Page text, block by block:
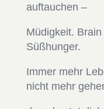
auftauchen –
Müdigkeit.
Süßhunger.
Immer mehr
nicht mehr